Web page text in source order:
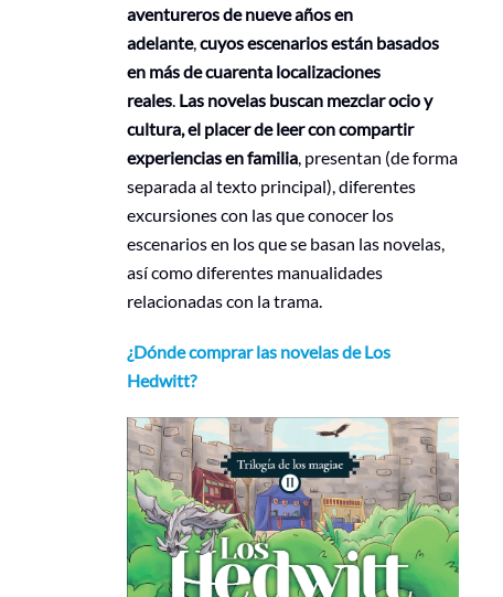
aventureros de nueve años en
adelante, cuyos escenarios están basados
en más de cuarenta localizaciones
reales Las novelas buscan mezclar ocio y
cultura, el placer de leer con compartir
experiencias en familia , presentan (de forma
separada al texto principal), diferentes
excursiones con las que conocer los
escenarios en los que se basan las novelas,
así como diferentes manualidades
relacionadas con la trama.
¿Dónde comprar las novelas de Los
Hedwitt?